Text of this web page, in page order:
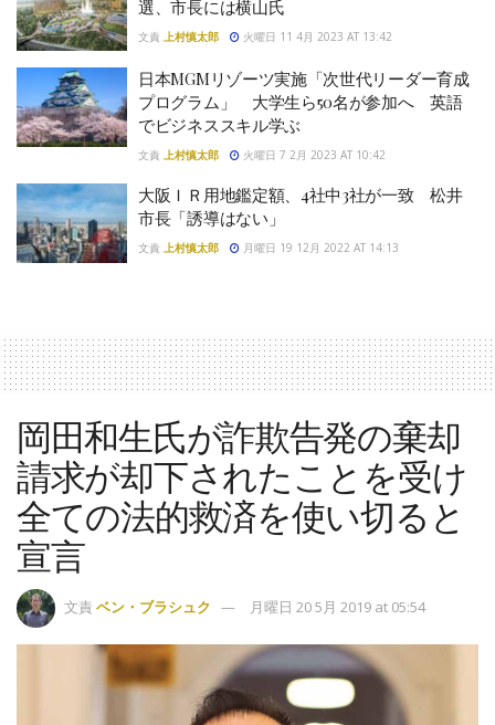
選、市長には横山氏
文責 上村慎太郎 火曜日 11 4月 2023 AT 13:42
日本MGMリゾーツ実施「次世代リーダー育成
プログラム」 大学生ら50名が参加へ 英語
でビジネススキル学ぶ
文責 上村慎太郎 火曜日 7 2月 2023 AT 10:42
大阪ＩＲ用地鑑定額、4社中3社が一致 松井
市長「誘導はない」
文責 上村慎太郎 月曜日 19 12月 2022 AT 14:13
岡田和生氏が詐欺告発の棄却
請求が却下されたことを受け
全ての法的救済を使い切ると
宣言
文責 ベン・ブラシュク 月曜日 20 5月 2019 at 05:54